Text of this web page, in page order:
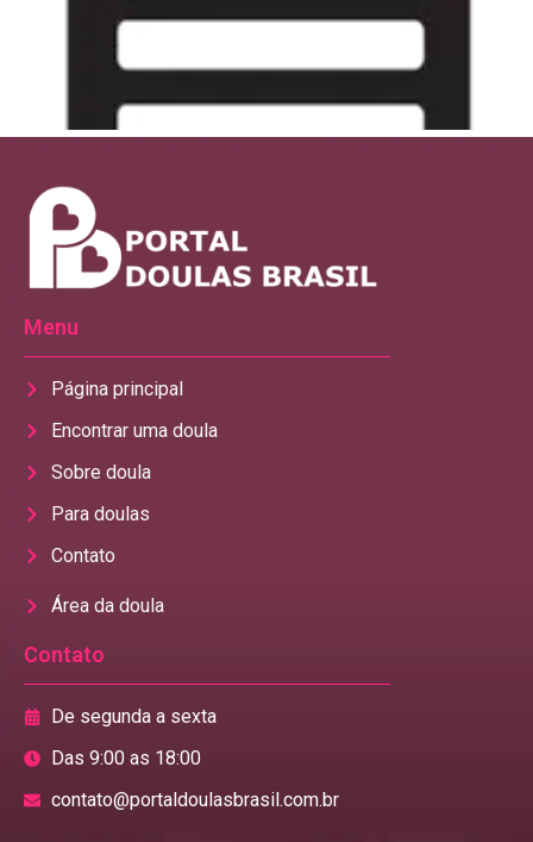
Menu
Página principal
Encontrar uma doula
Sobre doula
Para doulas
Contato
Área da doula
Contato
De segunda a sexta
Das 9:00 as 18:00
contato@portaldoulasbrasil.com.br